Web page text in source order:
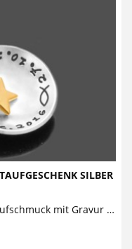
SILBER
GOTES SEGEN STERN 925 Silber Taufschmuck mit Gravur m Inneren dieses entzückenden Taufgeschenkes mit Gravur befindet sich ein kleiner goldener...